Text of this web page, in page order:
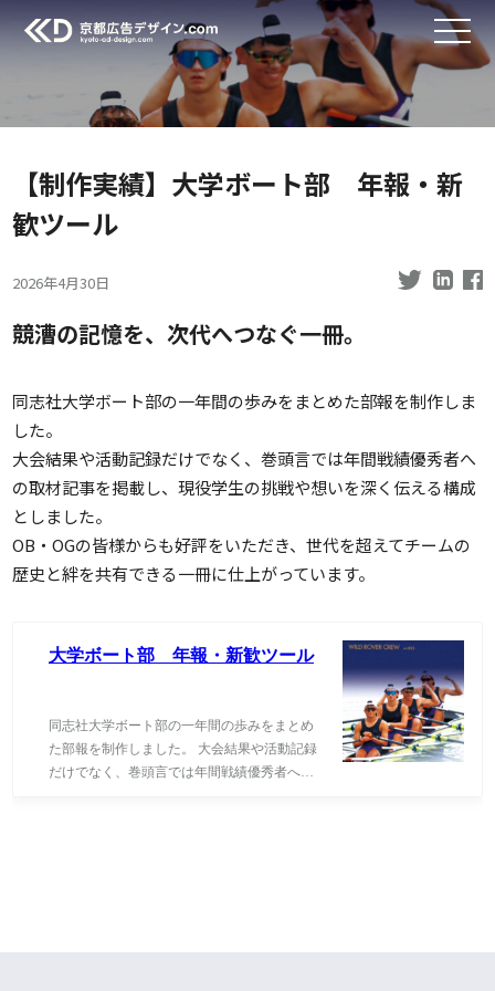
【制作実績】大学ボート部 年報・新
歓ツール
2026年4月30日
競漕の記憶を、次代へつなぐ一冊。
同志社大学ボート部の一年間の歩みをまとめた部報を制作しま
した。
大会結果や活動記録だけでなく、巻頭言では年間戦績優秀者へ
の取材記事を掲載し、現役学生の挑戦や想いを深く伝える構成
としました。
OB・OGの皆様からも好評をいただき、世代を超えてチームの
歴史と絆を共有できる一冊に仕上がっています。